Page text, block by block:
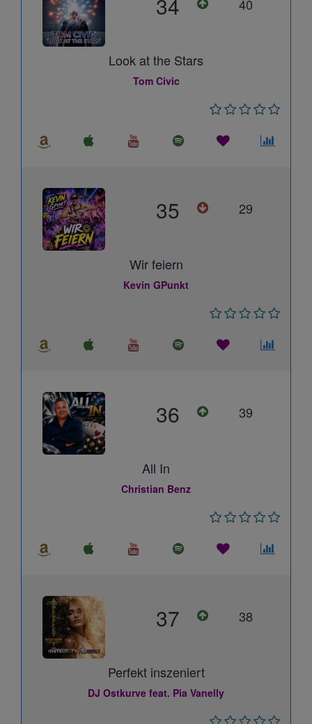
40
Look at the Stars
Tom Civic
35 29
Wir feiern
Kevin GPunkt
36 39
All In
Christian Benz
37 38
Perfekt inszeniert
DJ Ostkurve feat. Pia Vanelly